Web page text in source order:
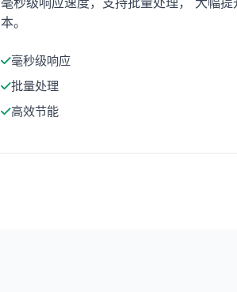
本。
毫秒级响应
批量处理
高效节能